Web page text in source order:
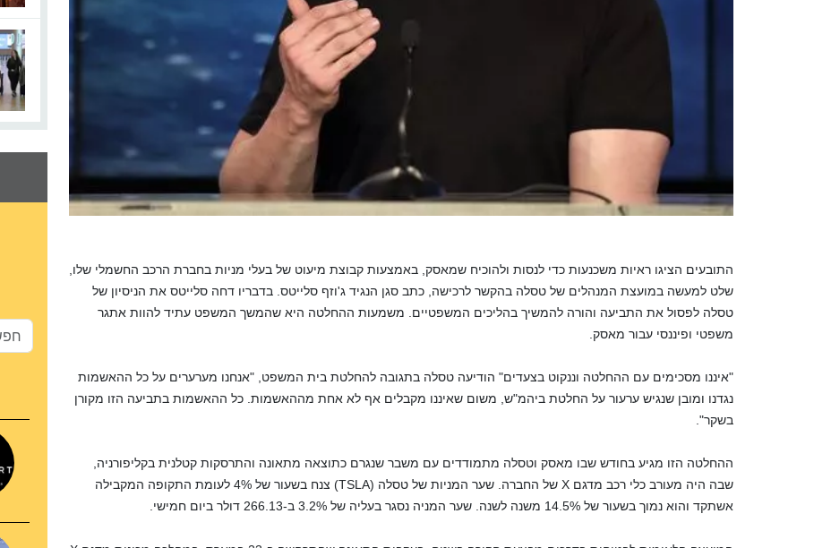
התובעים הציגו ראיות משכנעות כדי לנסות ולהוכיח שמאסק, באמצעות קבוצת מיעוט של בעלי מניות בחברת הרכב החשמלי שלו,
שלט למעשה במועצת המנהלים של טסלה בהקשר לרכישה, כתב סגן הנגיד ג'וזף סלייטס.בדבריו דחה סלייטס את הניסיון של
טסלה לפסול את התביעה והורה להמשיך בהליכים המשפטיים. משמעות ההחלטה היא שהמשך המשפט עתיד להוות אתגר
משפטי ופיננסי עבור מאסק.
"איננו מסכימים עם ההחלטה וננקוט בצעדים" הודיעה טסלה בתגובה להחלטת בית המשפט, "אנחנו מערערים על כל ההאשמות
נגדנו ומובן שנגיש ערעור על החלטת ביהמ"ש, משום שאיננו מקבלים אף לא אחת מההאשמות. כל ההאשמות בתביעה הזו מקורן
בשקר".
ההחלטה הזו מגיע בחודש שבו מאסק וטסלה מתמודדים עם משבר שנגרם כתוצאה מתאונה והתרסקות קטלנית בקליפורניה,
שבה היה מעורב כלי רכב מדגם X של החברה. שער המניות של טסלה (TSLA) צנח בשעור של 4% לעומת התקופה המקבילה
אשתקד והוא נמוך בשעור של 14.5% משנה לשנה. שער המניה נסגר בעליה של 3.2% ב-266.13 דולר ביום חמישי.